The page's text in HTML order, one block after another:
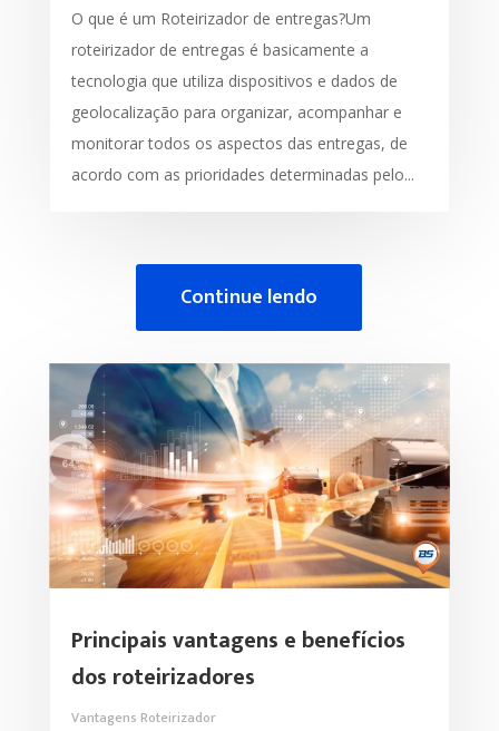
O que é um Roteirizador de entregas?Um
roteirizador de entregas é basicamente a
tecnologia que utiliza dispositivos e dados de
geolocalização para organizar, acompanhar e
monitorar todos os aspectos das entregas, de
acordo com as prioridades determinadas pelo...
Continue lendo
Principais vantagens e benefícios
dos roteirizadores
Vantagens Roteirizador